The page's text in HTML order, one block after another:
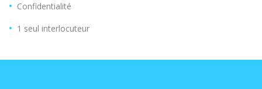
Confidentialité
1 seul interlocuteur